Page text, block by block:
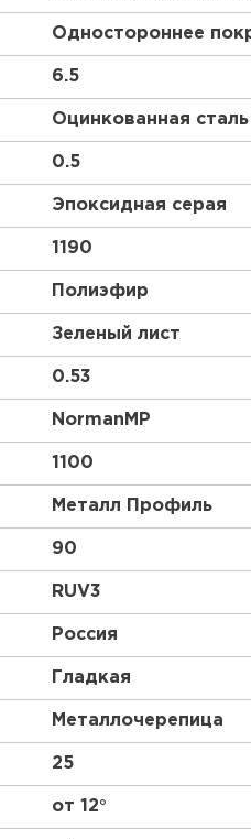
Одностороннее
6.5
Оцинкованная сталь
0.5
Эпоксидная серая
1190
Полиэфир
Зеленый лист
0.53
NormanMP
1100
Металл Профиль
90
RUV3
Россия
Гладкая
Металлочерепица
25
от 12°